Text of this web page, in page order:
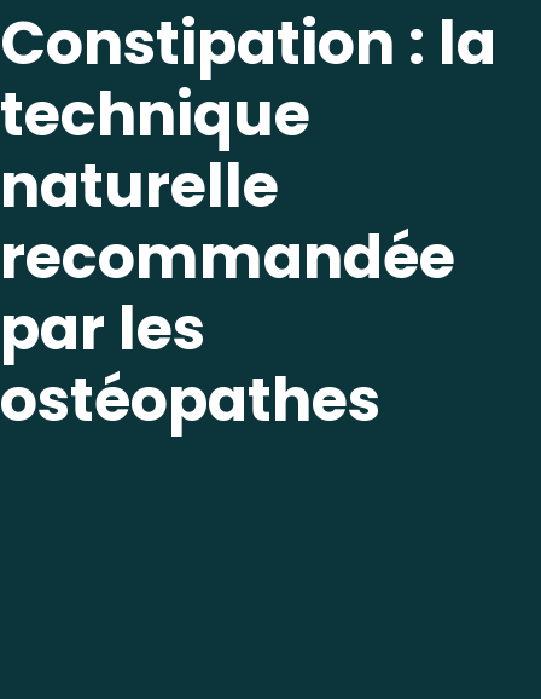
Constipation : la
technique
naturelle
recommandée
par les
ostéopathes